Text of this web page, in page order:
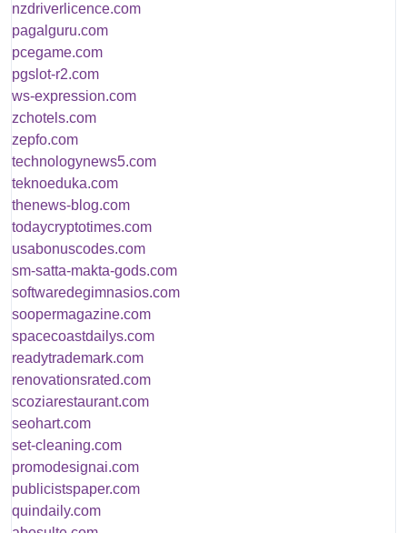
nzdriverlicence.com
pagalguru.com
pcegame.com
pgslot-r2.com
ws-expression.com
zchotels.com
zepfo.com
technologynews5.com
teknoeduka.com
thenews-blog.com
todaycryptotimes.com
usabonuscodes.com
sm-satta-makta-gods.com
softwaredegimnasios.com
soopermagazine.com
spacecoastdailys.com
readytrademark.com
renovationsrated.com
scoziarestaurant.com
seohart.com
set-cleaning.com
promodesignai.com
publicistspaper.com
quindaily.com